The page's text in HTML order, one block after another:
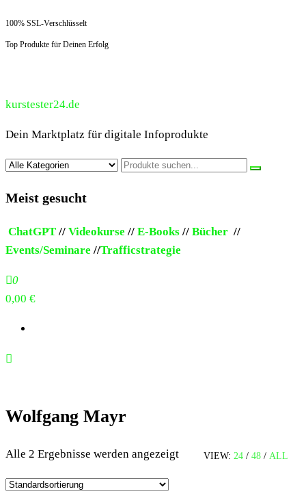
100% SSL-Verschlüsselt
Top Produkte für Deinen Erfolg
kurstester24.de
Dein Marktplatz für digitale Infoprodukte
Meist gesucht
ChatGPT // Videokurse // E-Books // Bücher //
Events/Seminare //Trafficstrategie
0
0,00 €
Wolfgang Mayr
VIEW: 24 / 48 / ALL
Alle 2 Ergebnisse werden angezeigt